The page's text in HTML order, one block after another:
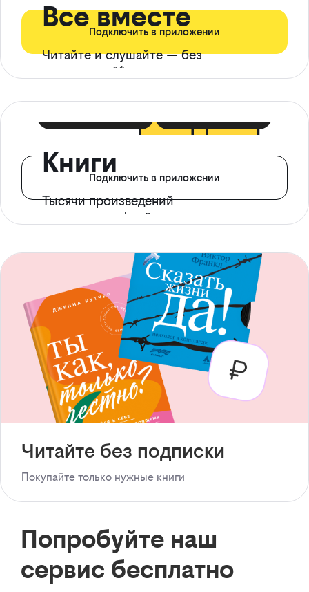
Все вместе
Читайте и слушайте — без
ограничений*
Подключить в приложении
Книги
Тысячи произведений
с доступом офлайн
Подключить в приложении
Читайте без подписки
Покупайте только нужные книги
Попробуйте наш
сервис бесплатно